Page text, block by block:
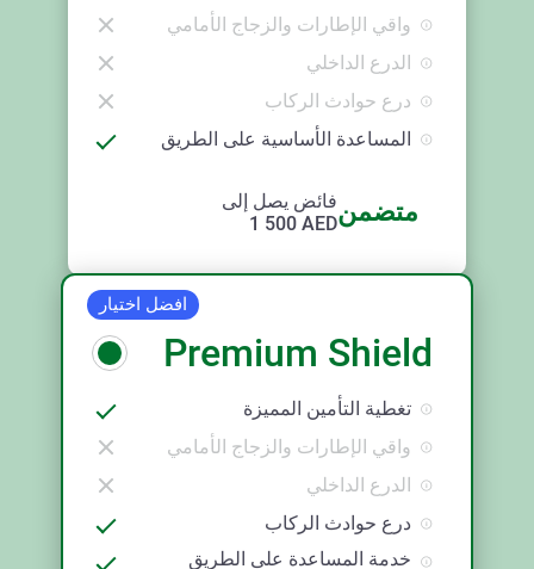
واقي الإطارات والزجاج الأمامي
الدرع الداخلي
درع حوادث الركاب
المساعدة الأساسية على الطريق
متضمنفائض يصل إلى
1 500 AED
افضل اختيار
Premium Shield
تغطية التأمين المميزة
واقي الإطارات والزجاج الأمامي
الدرع الداخلي
درع حوادث الركاب
خدمة المساعدة على الطريق